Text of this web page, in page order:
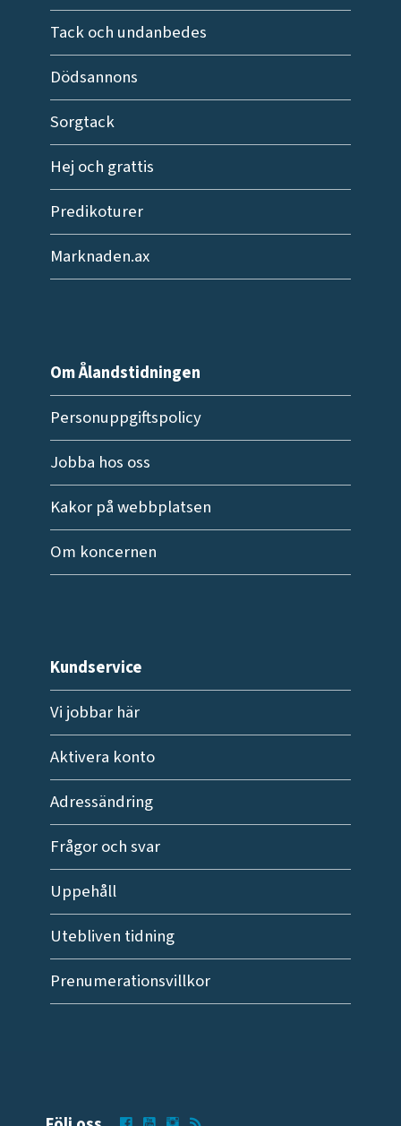
Tack och undanbedes
Dödsannons
Sorgtack
Hej och grattis
Predikoturer
Marknaden.ax
Om Ålandstidningen
Personuppgiftspolicy
Jobba hos oss
Kakor på webbplatsen
Om koncernen
Kundservice
Vi jobbar här
Aktivera konto
Adressändring
Frågor och svar
Uppehåll
Utebliven tidning
Prenumerationsvillkor